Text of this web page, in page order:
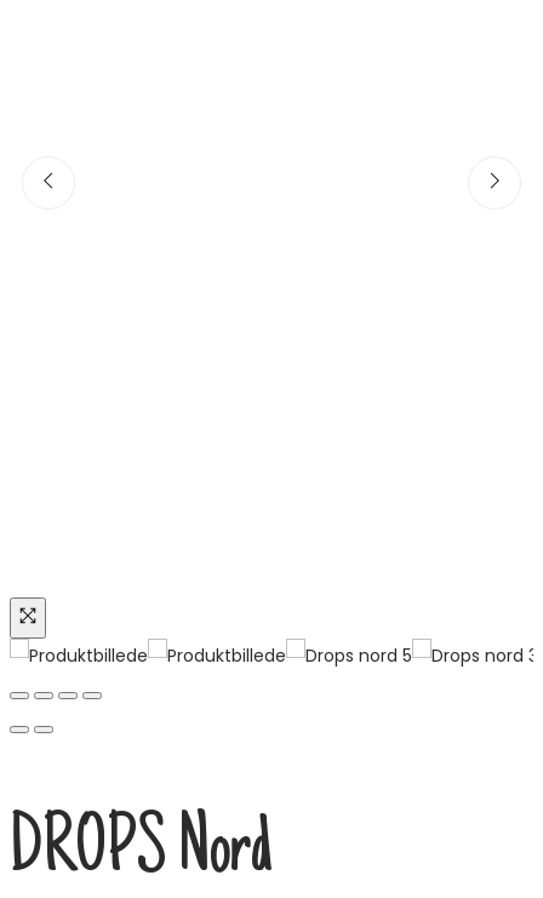
DROPS Nord